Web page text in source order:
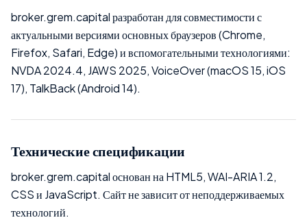
broker.grem.capital разработан для совместимости с
актуальными версиями основных браузеров (Chrome,
Firefox, Safari, Edge) и вспомогательными технологиями:
NVDA 2024.4, JAWS 2025, VoiceOver (macOS 15, iOS
17), TalkBack (Android 14).
Технические спецификации
broker.grem.capital основан на HTML5, WAI-ARIA 1.2,
CSS и JavaScript. Сайт не зависит от неподдерживаемых
технологий.